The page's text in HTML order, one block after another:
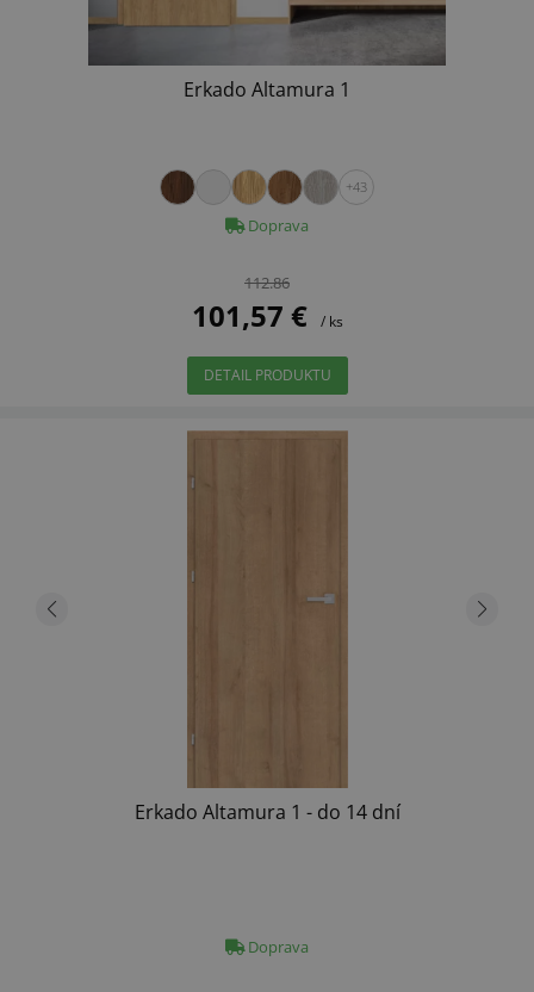
Erkado Altamura 1
+43
Doprava
112.86
101,57 € / ks
DETAIL PRODUKTU
Erkado Altamura 1 - do 14 dní
Doprava